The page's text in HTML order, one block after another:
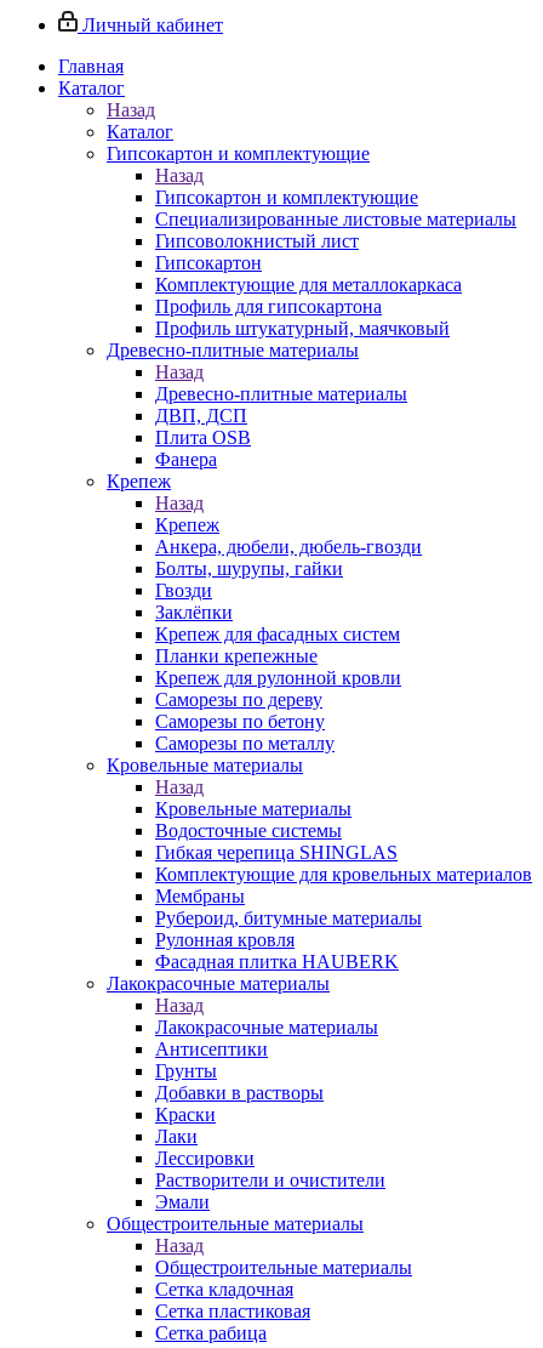
Личный кабинет
Главная
Каталог
Назад
Каталог
Гипсокартон и комплектующие
Назад
Гипсокартон и комплектующие
Специализированные листовые материалы
Гипсоволокнистый лист
Гипсокартон
Комплектующие для металлокаркаса
Профиль для гипсокартона
Профиль штукатурный, маячковый
Древесно-плитные материалы
Назад
Древесно-плитные материалы
ДВП, ДСП
Плита OSB
Фанера
Крепеж
Назад
Крепеж
Анкера, дюбели, дюбель-гвозди
Болты, шурупы, гайки
Гвозди
Заклёпки
Крепеж для фасадных систем
Планки крепежные
Крепеж для рулонной кровли
Саморезы по дереву
Саморезы по бетону
Саморезы по металлу
Кровельные материалы
Назад
Кровельные материалы
Водосточные системы
Гибкая черепица SHINGLAS
Комплектующие для кровельных материалов
Мембраны
Рубероид, битумные материалы
Рулонная кровля
Фасадная плитка HAUBERK
Лакокрасочные материалы
Назад
Лакокрасочные материалы
Антисептики
Грунты
Добавки в растворы
Краски
Лаки
Лессировки
Растворители и очистители
Эмали
Общестроительные материалы
Назад
Общестроительные материалы
Сетка кладочная
Сетка пластиковая
Сетка рабица